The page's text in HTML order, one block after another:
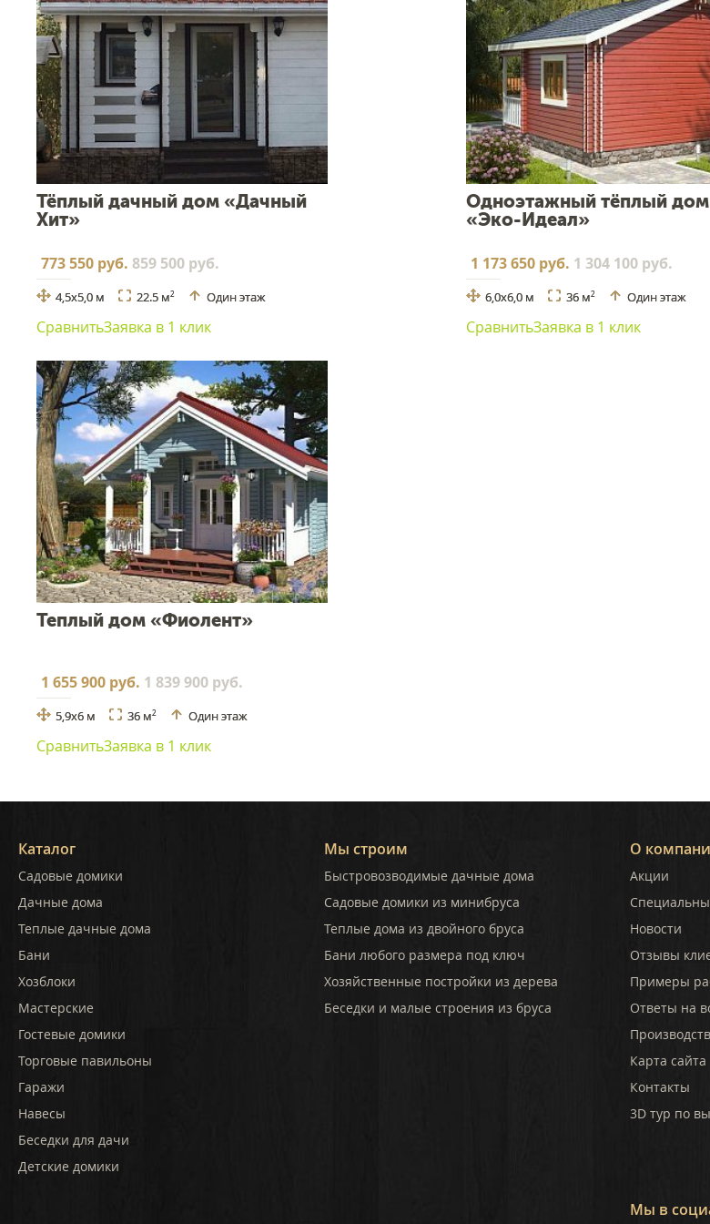
Тёплый дачный дом «Дачный
Хит»
773 550 руб. 859 500 руб.
4,5х5,0 м 22.5 м2 Один этаж
СравнитьЗаявка в 1 клик
Одноэтажный тёплый дом
«Эко-Идеал»
1 173 650 руб. 1 304 100 руб.
6,0х6,0 м 36 м2 Один этаж
СравнитьЗаявка в 1 клик
Теплый дом «Фиолент»
1 655 900 руб. 1 839 900 руб.
5,9x6 м 36 м2 Один этаж
СравнитьЗаявка в 1 клик
Каталог
Садовые домики
Дачные дома
Теплые дачные дома
Бани
Хозблоки
Мастерские
Гостевые домики
Торговые павильоны
Гаражи
Навесы
Беседки для дачи
Детские домики
Мы строим
Быстровозводимые дачные дома
Садовые домики из минибруса
Теплые дома из двойного бруса
Бани любого размера под ключ
Хозяйственные постройки из дерева
Беседки и малые строения из бруса
О
Акции
Новости
Отзывы
Примеры
Ответы на
Карта сайта
Контакты
3D тур по
Мы в